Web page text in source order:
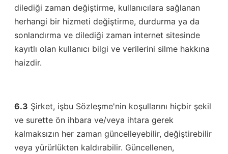
dilediği zaman değiştirme, kullanıcılara sağlanan
herhangi bir hizmeti değiştirme, durdurma ya da
sonlandırma ve dilediği zaman internet sitesinde
kayıtlı olan kullanıcı bilgi ve verilerini silme hakkına
haizdir.
6.3 Şirket, işbu Sözleşme'nin koşullarını hiçbir şekil
ve surette ön ihbara ve/veya ihtara gerek
kalmaksızın her zaman güncelleyebilir, değiştirebilir
veya yürürlükten kaldırabilir. Güncellenen,